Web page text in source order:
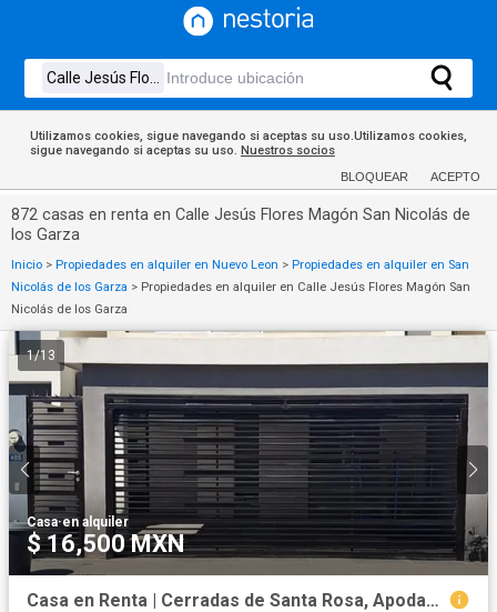
Utilizamos cookies, sigue navegando si aceptas su uso.Utilizamos cookies,
sigue navegando si aceptas su uso. Nuestros socios
BLOQUEAR ACEPTO
872 casas en renta en Calle Jesús Flores Magón San Nicolás de
los Garza
Inicio > Propiedades en alquiler en Nuevo Leon > Propiedades en alquiler en San
Nicolás de los Garza > Propiedades en alquiler en Calle Jesús Flores Magón San
Nicolás de los Garza
1/13
Casa·en alquiler
$ 16,500 MXN
Casa en Renta | Cerradas de Santa Rosa, Apodaca, N.L. | $16,500 mensuales